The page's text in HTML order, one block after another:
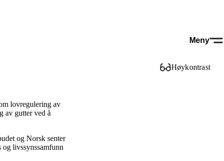
Meny
Høykontrast
lovregulering av
av gutter ved å
og Norsk senter
livssynssamfunn